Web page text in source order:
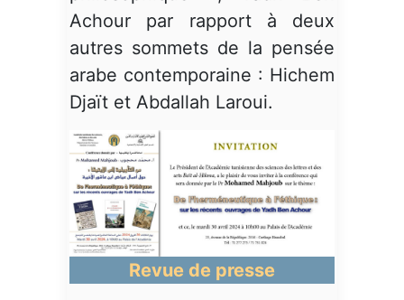
Achour par rapport à deux
autres sommets de la pensée
arabe contemporaine : Hichem
Djaït et Abdallah Laroui.
Revue de presse